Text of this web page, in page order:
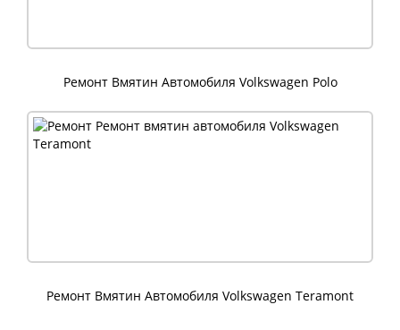
Ремонт Вмятин Автомобиля Volkswagen Polo
Ремонт Вмятин Автомобиля Volkswagen Teramont